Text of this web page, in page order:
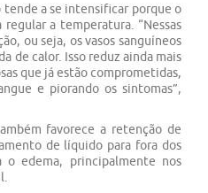
tende a se intensificar porque o
a temperatura. “Nessas
ou seja, os vasos sanguíneos
de calor. Isso reduz ainda mais
que já estão comprometidas,
e piorando os sintomas”,
favorece a retenção de
de líquido para fora dos
edema, principalmente nos